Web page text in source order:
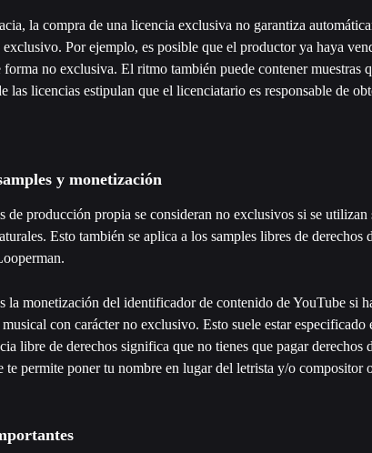
la compra de una licencia exclusiva no garantiza
exclusivo. Por ejemplo, es posible que el productor ya haya
forma no exclusiva. El ritmo también puede contener muestras
las licencias estipulan que el licenciatario es responsable de
y monetización
de producción propia se consideran no exclusivos si se
Esto también se aplica a los samples libres de derechos
la monetización del identificador de contenido de YouTube si
con carácter no exclusivo. Esto suele estar
libre de derechos significa que no tienes que pagar derechos
te permite poner tu nombre en lugar del letrista y/o compositor